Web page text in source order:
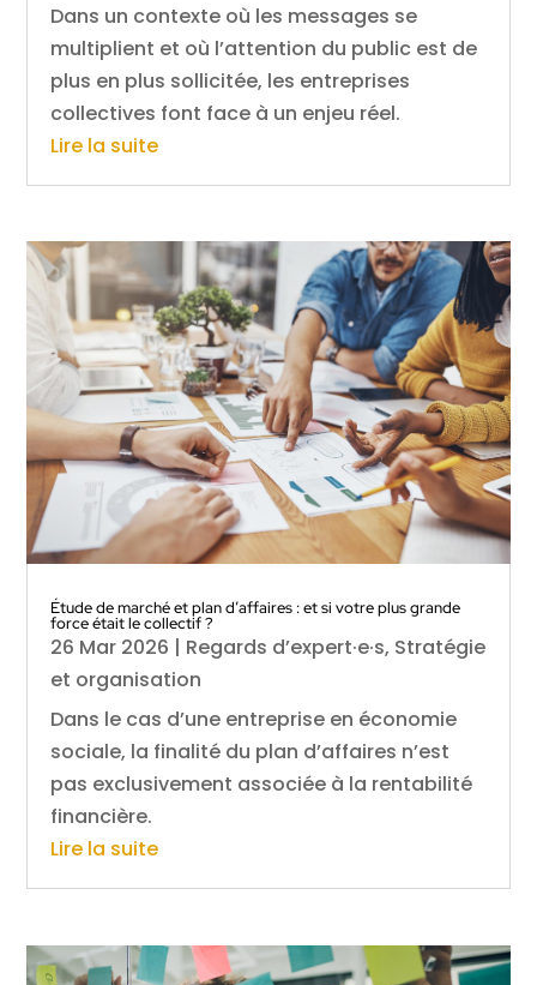
Dans un contexte où les messages se
multiplient et où l’attention du public est de
plus en plus sollicitée, les entreprises
collectives font face à un enjeu réel.
Lire la suite
Étude de marché et plan d’affaires : et si votre plus grande
force était le collectif ?
26 Mar 2026 | Regards d’expert·e·s, Stratégie
et organisation
Dans le cas d’une entreprise en économie
sociale, la finalité du plan d’affaires n’est
pas exclusivement associée à la rentabilité
financière.
Lire la suite